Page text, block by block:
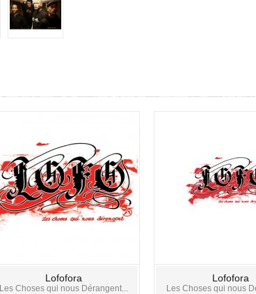
Lofofora
Les Choses qui nous Dérangent...
Lofofora
Les Choses qui nous